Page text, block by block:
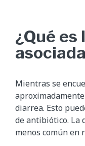
¿Qué es
Mientras se
diarrea. Esto
de antibiótico. La
menos común en